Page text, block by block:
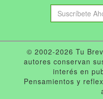
© 2002-2026 Tu
autores conservan
interés en
Pensamientos y